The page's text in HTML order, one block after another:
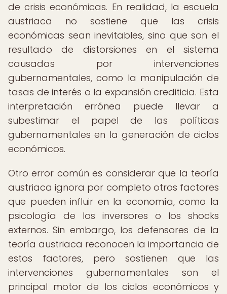
de crisis económicas. En realidad, la escuela
austriaca no sostiene que las crisis
económicas sean inevitables, sino que son el
resultado de distorsiones en el sistema
causadas por intervenciones
gubernamentales, como la manipulación de
tasas de interés o la expansión crediticia. Esta
interpretación errónea puede llevar a
subestimar el papel de las políticas
gubernamentales en la generación de ciclos
económicos.
Otro error común es considerar que la teoría
austriaca ignora por completo otros factores
que pueden influir en la economía, como la
psicología de los inversores o los shocks
externos. Sin embargo, los defensores de la
teoría austriaca reconocen la importancia de
estos factores, pero sostienen que las
intervenciones gubernamentales son el
principal motor de los ciclos económicos y